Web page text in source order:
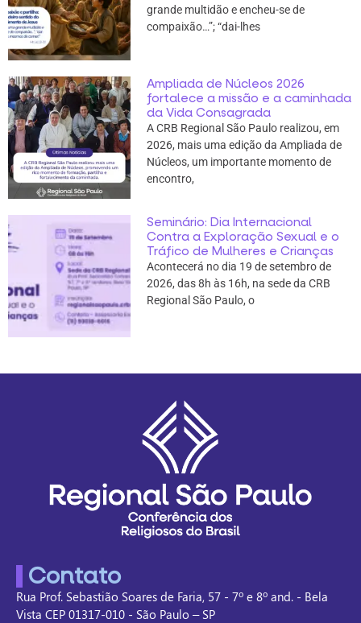
grande multidão e encheu-se de
compaixão…”; “dai-lhes
Ampliada de Núcleos 2026
fortalece a missão e a caminhada
da Vida Consagrada
A CRB Regional São Paulo realizou, em
2026, mais uma edição da Ampliada de
Núcleos, um importante momento de
encontro,
Seminário: Dia Internacional
Contra a Exploração Sexual e o
Tráfico de Mulheres e Crianças
Acontecerá no dia 19 de setembro de
2026, das 8h às 16h, na sede da CRB
Regional São Paulo, o
Contato
Rua Prof. Sebastião Soares de Faria, 57 - 7º e 8º and. - Bela
Vista CEP 01317-010 - São Paulo – SP